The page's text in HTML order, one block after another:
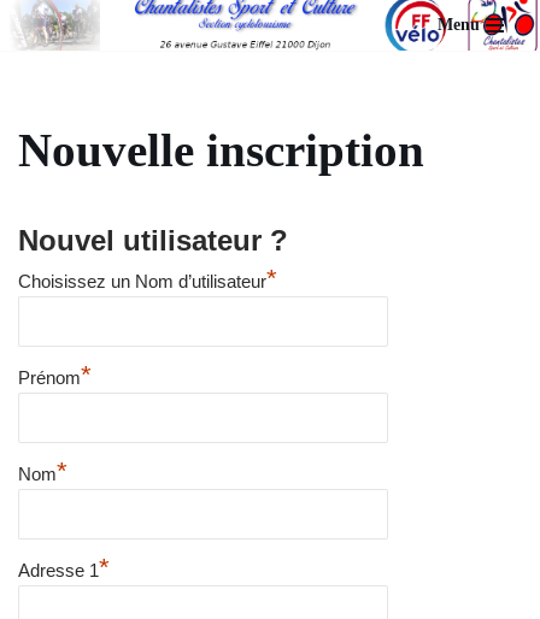
Menu
Nouvelle inscription
Nouvel utilisateur ?
Choisissez un Nom d’utilisateur*
Prénom*
Nom*
Adresse 1*